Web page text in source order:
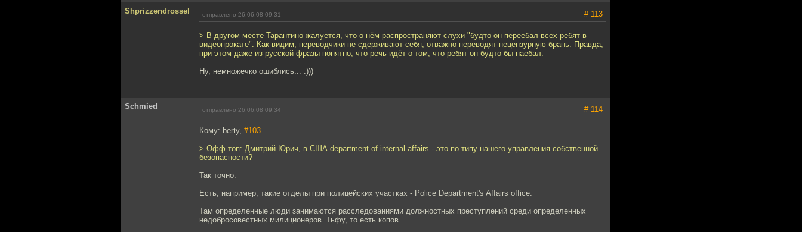
Shprizzendrossel отправлено 26.06.08 09:31 # 113
> В другом месте Тарантино жалуется, что о нём распространяют слухи "будто он переебал всех ребят в
видеопрокате". Как видим, переводчики не сдерживают себя, отважно переводят нецензурную брань. Правда,
при этом даже из русской фразы понятно, что речь идёт о том, что ребят он будто бы наебал.
Ну, немножечко ошиблись... :)))
Schmied отправлено 26.06.08 09:34 # 114
Кому: berty, #103
> Офф-топ: Дмитрий Юрич, в США department of internal affairs - это по типу нашего управления собственной
безопасности?
Так точно.
Есть, например, такие отделы при полицейских участках - Police Department's Affairs office.
Там определенные люди занимаются расследованиями должностных преступлений среди определенных
недобросовестных милиционеров. Тьфу, то есть копов.